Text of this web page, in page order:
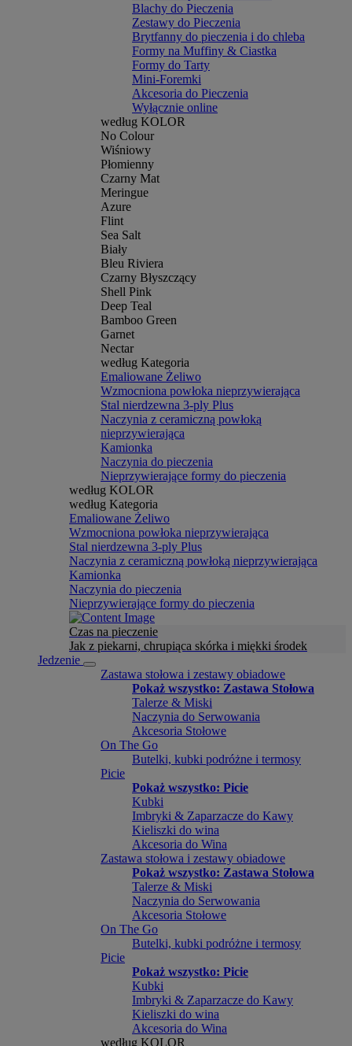
Blachy do Pieczenia
Zestawy do Pieczenia
Brytfanny do pieczenia i do chleba
Formy na Muffiny & Ciastka
Formy do Tarty
Mini-Foremki
Akcesoria do Pieczenia
Wyłącznie online
według KOLOR
No Colour
Wiśniowy
Płomienny
Czarny Mat
Meringue
Azure
Flint
Sea Salt
Biały
Bleu Riviera
Czarny Błyszczący
Shell Pink
Deep Teal
Bamboo Green
Garnet
Nectar
według Kategoria
Emaliowane Żeliwo
Wzmocniona powłoka nieprzywierająca
Stal nierdzewna 3-ply Plus
Naczynia z ceramiczną powłoką
nieprzywierająca
Kamionka
Naczynia do pieczenia
Nieprzywierające formy do pieczenia
według KOLOR
według Kategoria
Emaliowane Żeliwo
Wzmocniona powłoka nieprzywierająca
Stal nierdzewna 3-ply Plus
Naczynia z ceramiczną powłoką nieprzywierająca
Kamionka
Naczynia do pieczenia
Nieprzywierające formy do pieczenia
Czas na pieczenie
Jak z piekarni, chrupiąca skórka i miękki środek
Jedzenie
Zastawa stołowa i zestawy obiadowe
Pokaż wszystko: Zastawa Stołowa
Talerze & Miski
Naczynia do Serwowania
Akcesoria Stołowe
On The Go
Butelki, kubki podróżne i termosy
Picie
Pokaż wszystko: Picie
Kubki
Imbryki & Zaparzacze do Kawy
Kieliszki do wina
Akcesoria do Wina
Zastawa stołowa i zestawy obiadowe
Pokaż wszystko: Zastawa Stołowa
Talerze & Miski
Naczynia do Serwowania
Akcesoria Stołowe
On The Go
Butelki, kubki podróżne i termosy
Picie
Pokaż wszystko: Picie
Kubki
Imbryki & Zaparzacze do Kawy
Kieliszki do wina
Akcesoria do Wina
według KOLOR